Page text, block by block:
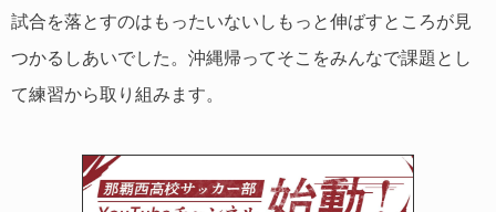
試合を落とすのはもったいないしもっと伸ばすところが見
つかるしあいでした。沖縄帰ってそこをみんなで課題とし
て練習から取り組みます。